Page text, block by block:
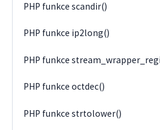
PHP funkce scandir()
PHP funkce ip2long()
PHP funkce
PHP funkce octdec()
PHP funkce strtolower()